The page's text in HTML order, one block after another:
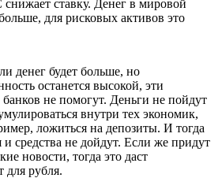
ставку. Денег в мировой
для рисковых активов это
денег будет больше, но
останется высокой, эти
не помогут. Деньги не пойдут
внутри тех экономик,
ложиться на депозиты. И тогда
и средства не дойдут. Если же придут
новости, тогда это даст
для рубля.